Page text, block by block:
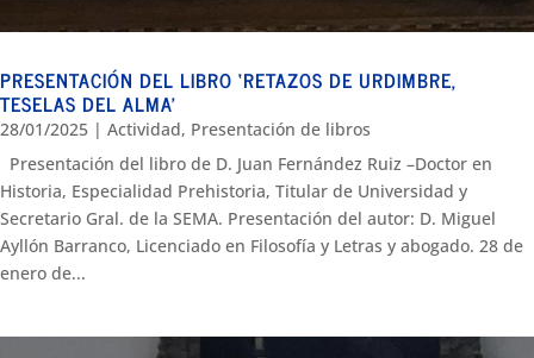
PRESENTACIÓN DEL LIBRO ‘RETAZOS DE URDIMBRE,
TESELAS DEL ALMA’
28/01/2025 | Actividad, Presentación de libros
Presentación del libro de D. Juan Fernández Ruiz –Doctor en
Historia, Especialidad Prehistoria, Titular de Universidad y
Secretario Gral. de la SEMA. Presentación del autor: D. Miguel
Ayllón Barranco, Licenciado en Filosofía y Letras y abogado. 28 de
enero de...